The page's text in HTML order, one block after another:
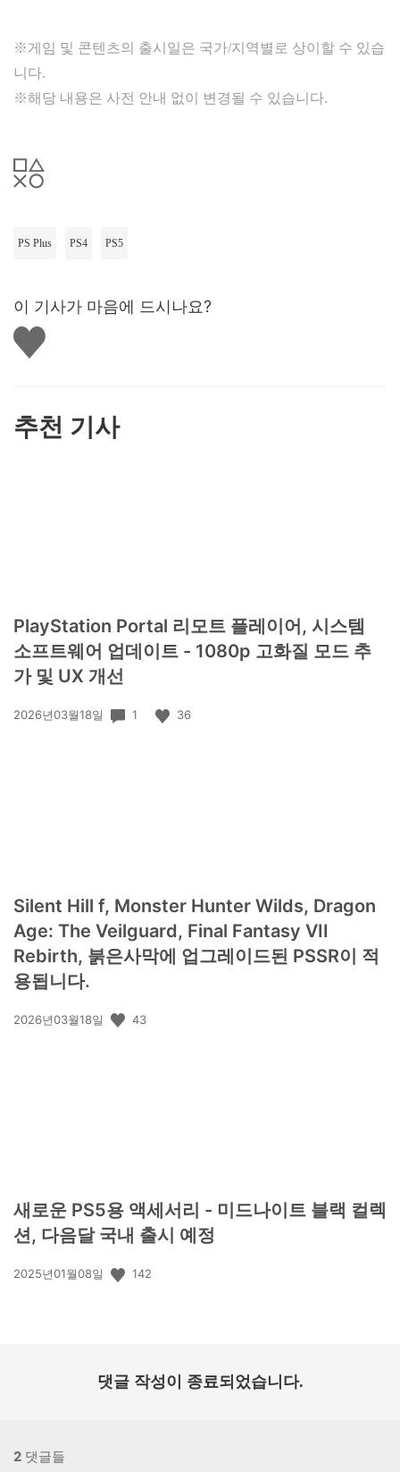
※게임 및 콘텐츠의 출시일은 국가/지역별로 상이할 수 있습
니다.
※해당 내용은 사전 안내 없이 변경될 수 있습니다.
PS Plus PS4 PS5
이 기사가 마음에 드시나요?
좋
아
추천 기사
PlayStation Portal 리모트 플레이어, 시스템
소프트웨어 업데이트 - 1080p 고화질 모드 추
가 및 UX 개선
공
2026년03월18일 1 36
Silent Hill f, Monster Hunter Wilds, Dragon
Age: The Veilguard, Final Fantasy VII
Rebirth, 붉은사막에 업그레이드된 PSSR이 적
용됩니다.
공
2026년03월18일 43
새로운 PS5용 액세서리 - 미드나이트 블랙 컬렉
션, 다음달 국내 출시 예정
공
2025년01월08일 142
댓글 작성이 종료되었습니다.
2 댓글들